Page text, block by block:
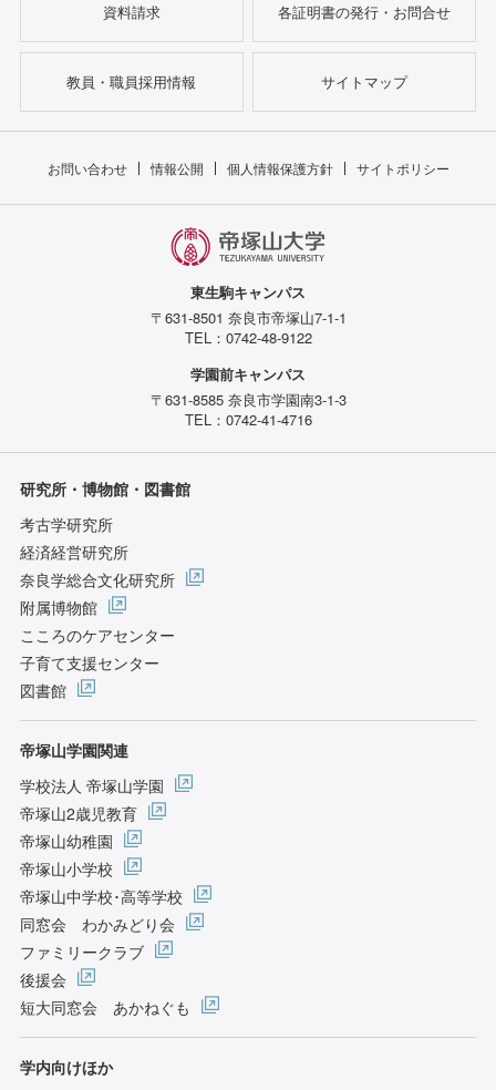
資料請求 各証明書の発行・お問合せ
教員・職員採用情報 サイトマップ
お問い合わせ 情報公開 個人情報保護方針 サイトポリシー
東生駒キャンパス
〒631-8501 奈良市帝塚山7-1-1
TEL：0742-48-9122
学園前キャンパス
〒631-8585 奈良市学園南3-1-3
TEL：0742-41-4716
研究所・博物館・図書館
考古学研究所
経済経営研究所
奈良学総合文化研究所
附属博物館
こころのケアセンター
子育て支援センター
図書館
帝塚山学園関連
学校法人 帝塚山学園
帝塚山2歳児教育
帝塚山幼稚園
帝塚山小学校
帝塚山中学校･高等学校
同窓会 わかみどり会
ファミリークラブ
後援会
短大同窓会 あかねぐも
学内向けほか